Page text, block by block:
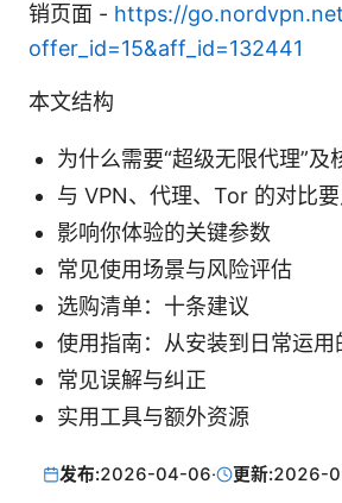
销页面 - https://
offer_id=15&aff_id=132441
本文结构
为什么需要“超级无限代理”及
与 VPN、代理、Tor 的对比
影响你体验的关键参数
常见使用场景与风险评估
选购清单：十条建议
使用指南：从安装到日常运用
常见误解与纠正
实用工具与额外资源
发布:2026-04-06· 更新:2026-